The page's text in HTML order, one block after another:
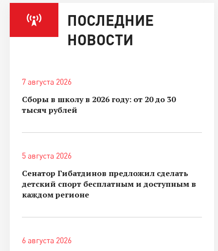
ПОСЛЕДНИЕ
НОВОСТИ
7 августа 2026
Сборы в школу в 2026 году: от 20 до 30
тысяч рублей
5 августа 2026
Сенатор Гибатдинов предложил сделать
детский спорт бесплатным и доступным в
каждом регионе
6 августа 2026